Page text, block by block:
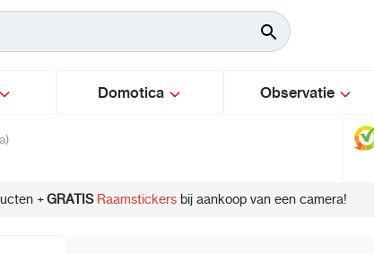
Domotica Observatie
Info
+GRATISRaamstickersbij aankoop van een camera!